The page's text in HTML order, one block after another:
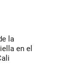
la
en el